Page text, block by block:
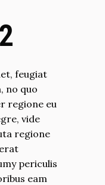
feugiat
no quo
regione eu
vide
regione
periculis
eam